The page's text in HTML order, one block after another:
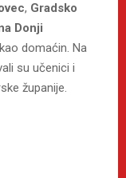
, Gradsko
Donji
kao domaćin. Na
su učenici i
županije.